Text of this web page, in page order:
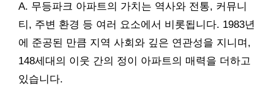
A. 무등파크 아파트의 가치는 역사와 전통, 커뮤니
티, 주변 환경 등 여러 요소에서 비롯됩니다. 1983년
에 준공된 만큼 지역 사회와 깊은 연관성을 지니며,
148세대의 이웃 간의 정이 아파트의 매력을 더하고
있습니다.